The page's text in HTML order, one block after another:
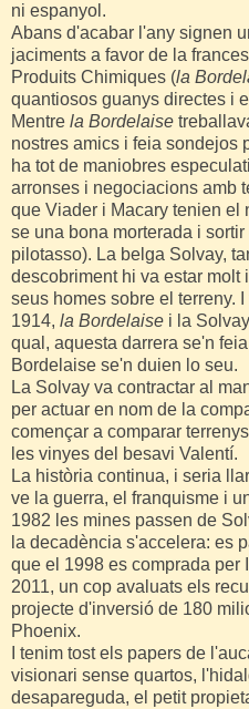
ni espanyol.
Abans d'acabar l'any signen
jaciments a favor de la
Produits Chimiques (la
quantiosos guanys directes i
Mentre la Bordelaise
nostres amics i feia sondejos
ha tot de maniobres
arronses i negociacions amb
que Viader i Macary tenien el
se una bona morterada i
pilotasso). La belga Solvay,
descobriment hi va estar molt
seus homes sobre el terreny.
1914, la Bordelaise i la
qual, aquesta darrera se'n
Bordelaise se'n duien lo seu.
La Solvay va contractar al
per actuar en nom de la
començar a comparar
les vinyes del besavi Valentí.
La història continua, i seria
ve la guerra, el franquisme i
1982 les mines passen de
la decadència s'accelera: es
que el 1998 es comprada per
2011, un cop avaluats els
projecte d'inversió de 180
Phoenix.
I tenim tost els papers de
visionari sense quartos,
desapareguda, el petit